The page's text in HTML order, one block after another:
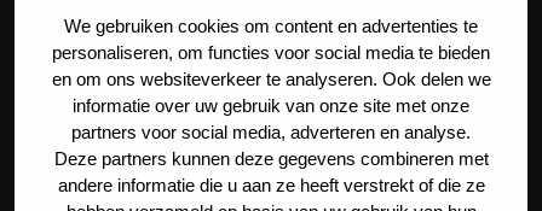
We gebruiken cookies om content en advertenties te
personaliseren, om functies voor social media te bieden
en om ons websiteverkeer te analyseren. Ook delen we
informatie over uw gebruik van onze site met onze
partners voor social media, adverteren en analyse.
Deze partners kunnen deze gegevens combineren met
andere informatie die u aan ze heeft verstrekt of die ze
Meest gekozen
Functieprofielen
Legal & Social